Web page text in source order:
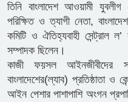
তিনি বাংলাদেশ আওয়ামী
পরিক্ষিত ও ত্যাগী নেতা,
কমিটি ও ঐতিহ্যবাহী সেন্ট্রাল
সম্পাদক ছিলেন।
কাজী ফয়সল আইনজীবীদের
বাংলাদেশের(ল্যাব) প্রতিষ্ঠাতা ও
আইন পেশার পাশাপাশি অংগন